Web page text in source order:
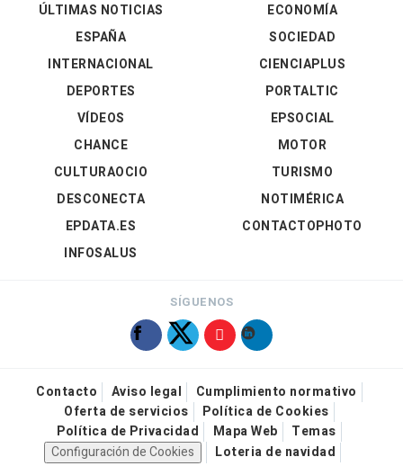
ÚLTIMAS NOTICIAS
ESPAÑA
INTERNACIONAL
DEPORTES
VÍDEOS
ECONOMÍA
SOCIEDAD
CIENCIAPLUS
PORTALTIC
EPSOCIAL
CHANCE
CULTURAOCIO
DESCONECTA
EPDATA.ES
INFOSALUS
MOTOR
TURISMO
NOTIMÉRICA
CONTACTOPHOTO
SÍGUENOS
Contacto Aviso legal
Cumplimiento normativo
Oferta de servicios
Política de Cookies
Política de Privacidad
Mapa Web
Temas
Configuración de Cookies
Loteria de navidad